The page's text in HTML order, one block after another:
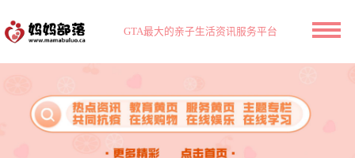
GTA最大的亲子生活资讯服务平台